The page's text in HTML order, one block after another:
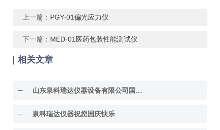
上一篇： PGY-01偏光应力仪
下一篇： MED-01医药包装性能测试仪
相关文章
山东泉科瑞达仪器设备有限公司国庆 · 中秋放假
泉科瑞达仪器祝您国庆快乐